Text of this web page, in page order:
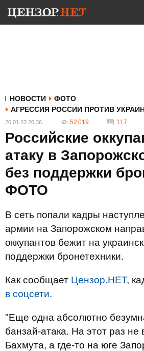
НОВОСТИ
ФОТО
АГРЕССИЯ РОССИИ ПРОТИВ
20.01.23 20:36 52 019 117
Российские
атаку в
без поддержки
ФОТО
В сеть попали кадры
армии на Запорожском
оккупантов бежит на
поддержки бронетехники.
Как сообщает Цензор.НЕТ,
в соцсети.
"Еще одна абсолютно
банзай-атака. На этот раз не
Бахмута, а где-то на юге